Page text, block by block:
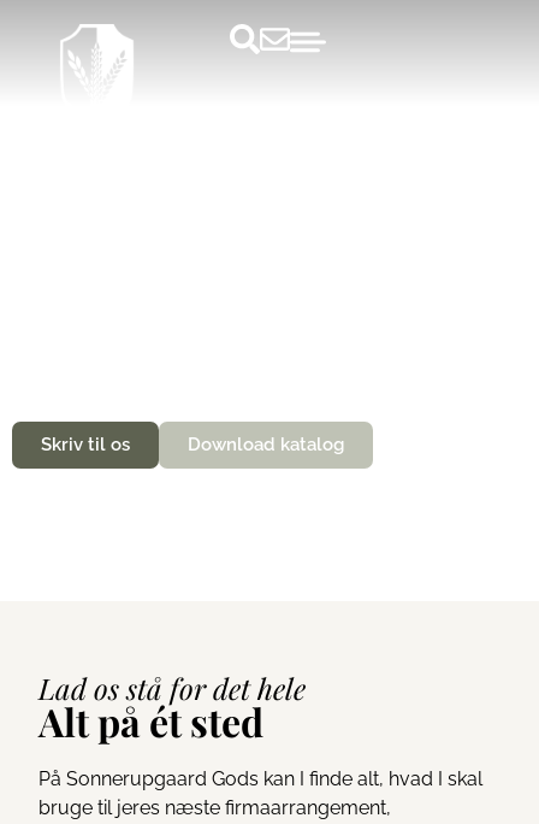
Skriv til os Download katalog
Lad os stå for det hele
Alt på ét sted
På Sonnerupgaard Gods kan I finde alt, hvad I skal
bruge til jeres næste firmaarrangement,